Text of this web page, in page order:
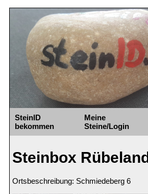
SteinID
bekommen
Meine
Steine/Login
Steinbox Rübeland
Ortsbeschreibung: Schmiedeberg 6